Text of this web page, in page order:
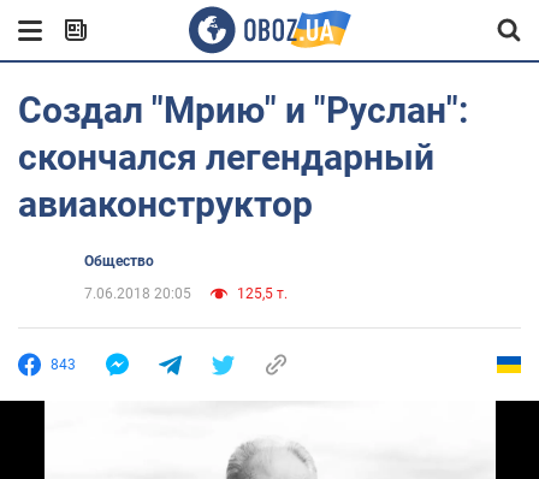
Создал "Мрию" и "Руслан":
скончался легендарный
авиаконструктор
Общество
7.06.2018 20:05
125,5 т.
843